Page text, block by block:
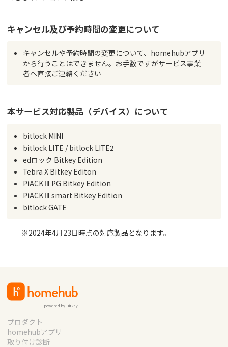
キャンセル及び予約時間の変更について
キャンセルや予約時間の変更について、homehubアプリ
から行うことはできません。お手数ですがサービス事業
者へ直接ご連絡ください
本サービス対応製品（デバイス）について
bitlock MINI
bitlock LITE / bitlock LITE2
edロック Bitkey Edition
Tebra X Bitkey Editon
PiACK Ⅲ PG Bitkey Edition
PiACK Ⅲ smart Bitkey Edition
bitlock GATE
※2024年4月23日時点の対応製品となります。
powered by Bitkey
プロダクト
homehubアプリ
取り付け診断